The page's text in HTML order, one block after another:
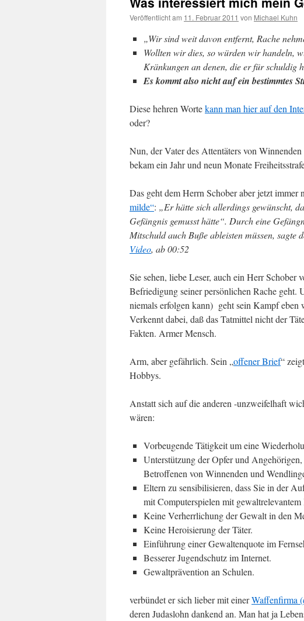
Veröffentlicht am 11. Februar 2011 von Michael Kuhn
„Wir sind weit davon entfernt, Rache
Wollten wir dies, so würden wir handeln,
Kränkungen an denen, die er für schuldig
Es kommt also nicht auf ein bestimmtes
Diese hehren Wortekann man hier auf den
oder?
Nun, der Vater des Attentäters von
bekam ein Jahr und neun Monate
Das geht dem Herrn Schober aber jetzt immer
milde“: „Er hätte sich allerdings gewünscht,
Gefängnis gemusst hätte“. Durch eine
Mitschuld auch Buße ableisten müssen,
Video, ab 00:52
Sie sehen, liebe Leser, auch ein Herr Schober
Befriedigung seiner persönlichen Rache
niemals erfolgen kann) geht sein Kampf eben
Verkennt dabei, daß das Tatmittel nicht der
Fakten. Armer Mensch.
Arm, aber gefährlich. Sein „offener Brief“
Hobbys.
Anstatt sich auf die anderen -unzweifelhaft
wären:
Vorbeugende Tätigkeit um eine
Unterstützung der Opfer und
Betroffenen von Winnenden und
Eltern zu sensibilisieren, dass Sie in der
mit Computerspielen mit gewaltrelevantem
Keine Verherrlichung der Gewalt in den
Keine Heroisierung der Täter.
Einführung einer Gewaltenquote im
Besserer Jugendschutz im Internet.
Gewaltprävention an Schulen.
verbündet er sich lieber mit einerWaffenfirma
deren Judaslohn dankend an. Man hat ja